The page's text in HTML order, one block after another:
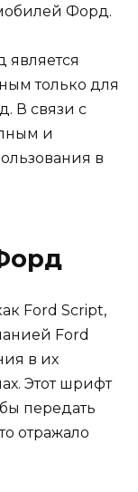
Форд.
является
только для
В связи с
и
в
Ford Script,
Ford
в их
Этот шрифт
передать
отражало